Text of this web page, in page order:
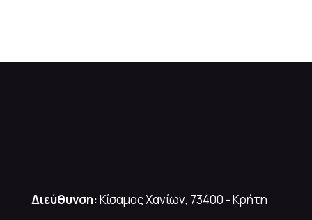
Διεύθυνση:Κίσαμος Χανίων, 73400 - Κρήτη